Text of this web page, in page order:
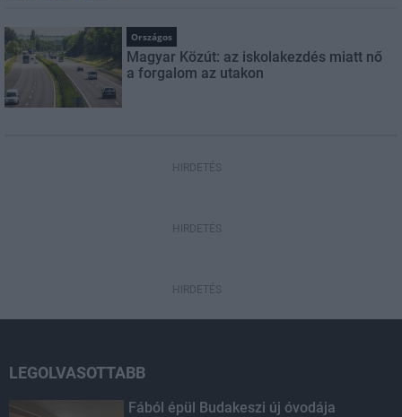
Országos
Magyar Közút: az iskolakezdés miatt nő
a forgalom az utakon
HIRDETÉS
HIRDETÉS
HIRDETÉS
LEGOLVASOTTABB
Fából épül Budakeszi új óvodája